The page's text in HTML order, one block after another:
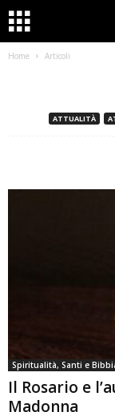
Home Articoli
ATTUALITÀ
Spiritualità, Santi e
Il Rosario e
Madonna